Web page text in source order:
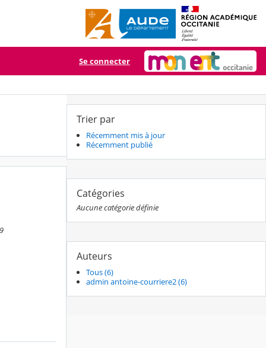
Se connecter
Trier par
Récemment mis à jour
Récemment publié
Catégories
Aucune catégorie définie
Auteurs
Tous (6)
admin antoine-courriere2 (6)